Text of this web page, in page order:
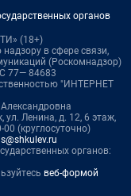
органов
(18+)
в сфере связи,
(Роскомнадзор)
77— 84683
"ИНТЕРНЕТ
ул. Ленина, д. 12, 6 этаж,
(круглосуточно)
органов:
веб-формой